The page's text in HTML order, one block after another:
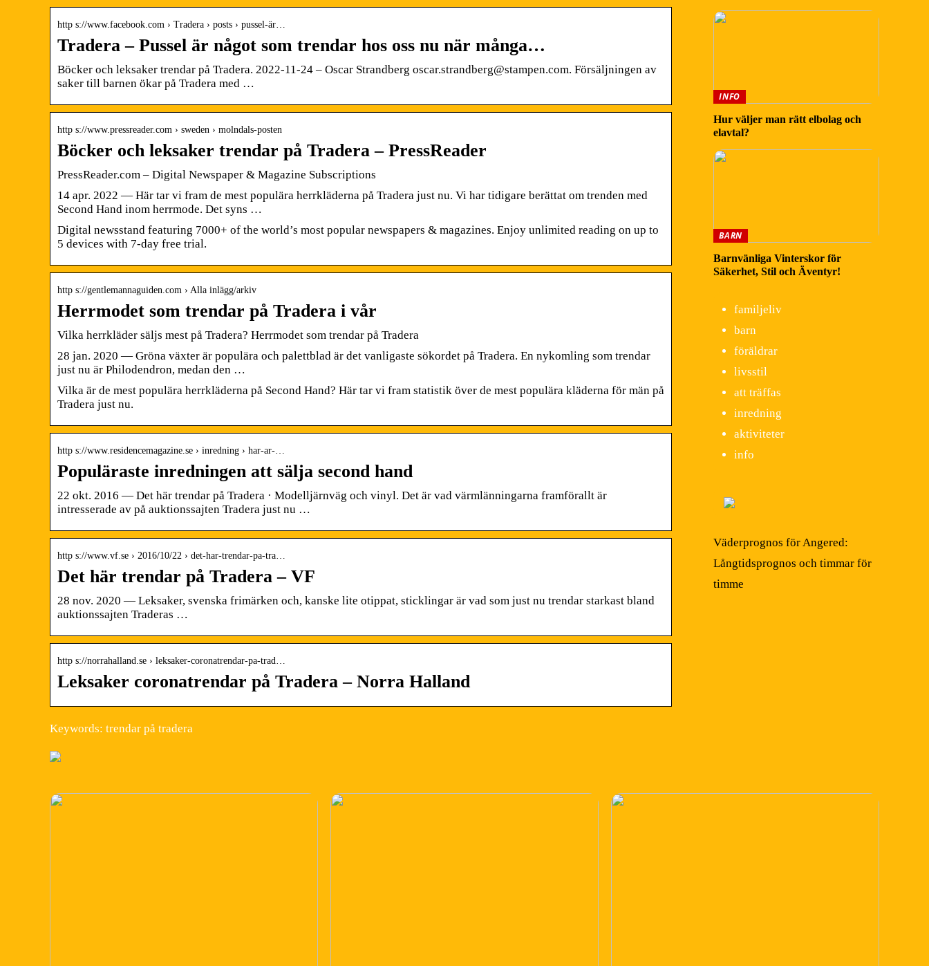
http s://www.facebook.com › Tradera › posts › pussel-är…
Tradera – Pussel är något som trendar hos oss nu när många…
Böcker och leksaker trendar på Tradera. 2022-11-24 – Oscar Strandberg oscar.strandberg@stampen.com. Försäljningen av
saker till barnen ökar på Tradera med …
http s://www.pressreader.com › sweden › molndals-posten
Böcker och leksaker trendar på Tradera – PressReader
PressReader.com – Digital Newspaper & Magazine Subscriptions
14 apr. 2022 — Här tar vi fram de mest populära herrkläderna på Tradera just nu. Vi har tidigare berättat om trenden med
Second Hand inom herrmode. Det syns …
Digital newsstand featuring 7000+ of the world’s most popular newspapers & magazines. Enjoy unlimited reading on up to
5 devices with 7-day free trial.
http s://gentlemannaguiden.com › Alla inlägg/arkiv
Herrmodet som trendar på Tradera i vår
Vilka herrkläder säljs mest på Tradera? Herrmodet som trendar på Tradera
28 jan. 2020 — Gröna växter är populära och palettblad är det vanligaste sökordet på Tradera. En nykomling som trendar
just nu är Philodendron, medan den …
Vilka är de mest populära herrkläderna på Second Hand? Här tar vi fram statistik över de mest populära kläderna för män på
Tradera just nu.
http s://www.residencemagazine.se › inredning › har-ar-…
Populäraste inredningen att sälja second hand
22 okt. 2016 — Det här trendar på Tradera · Modelljärnväg och vinyl. Det är vad värmlänningarna framförallt är
intresserade av på auktionssajten Tradera just nu …
http s://www.vf.se › 2016/10/22 › det-har-trendar-pa-tra…
Det här trendar på Tradera – VF
28 nov. 2020 — Leksaker, svenska frimärken och, kanske lite otippat, sticklingar är vad som just nu trendar starkast bland
auktionssajten Traderas …
http s://norrahalland.se › leksaker-coronatrendar-pa-trad…
Leksaker coronatrendar på Tradera – Norra Halland
Keywords: trendar på tradera
INFO
Hur väljer man rätt elbolag och
elavtal?
BARN
Barnvänliga Vinterskor för
Säkerhet, Stil och Äventyr!
familjeliv
barn
föräldrar
livsstil
att träffas
inredning
aktiviteter
info
Väderprognos för Angered:
Långtidsprognos och timmar för
timme